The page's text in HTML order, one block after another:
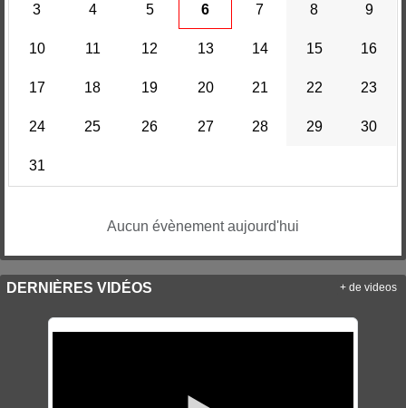
3 4 5 6 7 8 9
10 11 12 13 14 15 16
17 18 19 20 21 22 23
24 25 26 27 28 29 30
31
Aucun évènement aujourd'hui
DERNIÈRES VIDÉOS + de videos